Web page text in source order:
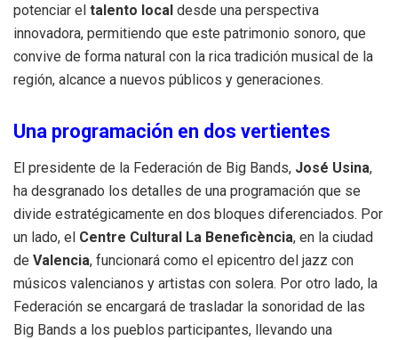
potenciar el talento local desde una perspectiva
innovadora, permitiendo que este patrimonio sonoro, que
convive de forma natural con la rica tradición musical de la
región, alcance a nuevos públicos y generaciones.
Una programación en dos vertientes
El presidente de la Federación de Big Bands, José Usina,
ha desgranado los detalles de una programación que se
divide estratégicamente en dos bloques diferenciados. Por
un lado, el Centre Cultural La Beneficència, en la ciudad
de Valencia, funcionará como el epicentro del jazz con
músicos valencianos y artistas con solera. Por otro lado, la
Federación se encargará de trasladar la sonoridad de las
Big Bands a los pueblos participantes, llevando una